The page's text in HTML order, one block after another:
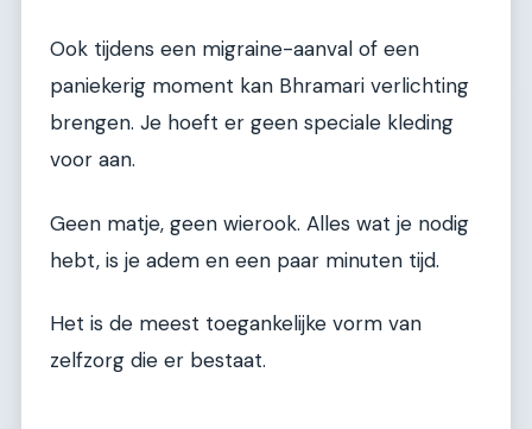
Ook tijdens een migraine-aanval of een
paniekerig moment kan Bhramari verlichting
brengen. Je hoeft er geen speciale kleding
voor aan.
Geen matje, geen wierook. Alles wat je nodig
hebt, is je adem en een paar minuten tijd.
Het is de meest toegankelijke vorm van
zelfzorg die er bestaat.